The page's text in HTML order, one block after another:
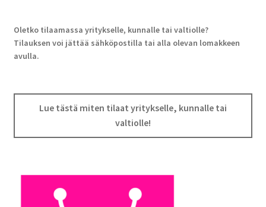
Oletko tilaamassa yritykselle, kunnalle tai valtiolle?
Tilauksen voi jättää sähköpostilla tai alla olevan lomakkeen
avulla.
Lue tästä miten tilaat yritykselle, kunnalle tai
valtiolle!